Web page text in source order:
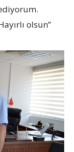
olsun”